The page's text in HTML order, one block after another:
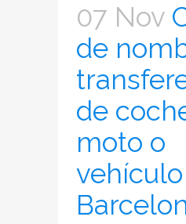
07 Nov
de
de
moto o